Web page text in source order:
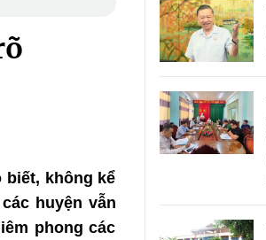
biết, không kể
huyện vẫn
phong các